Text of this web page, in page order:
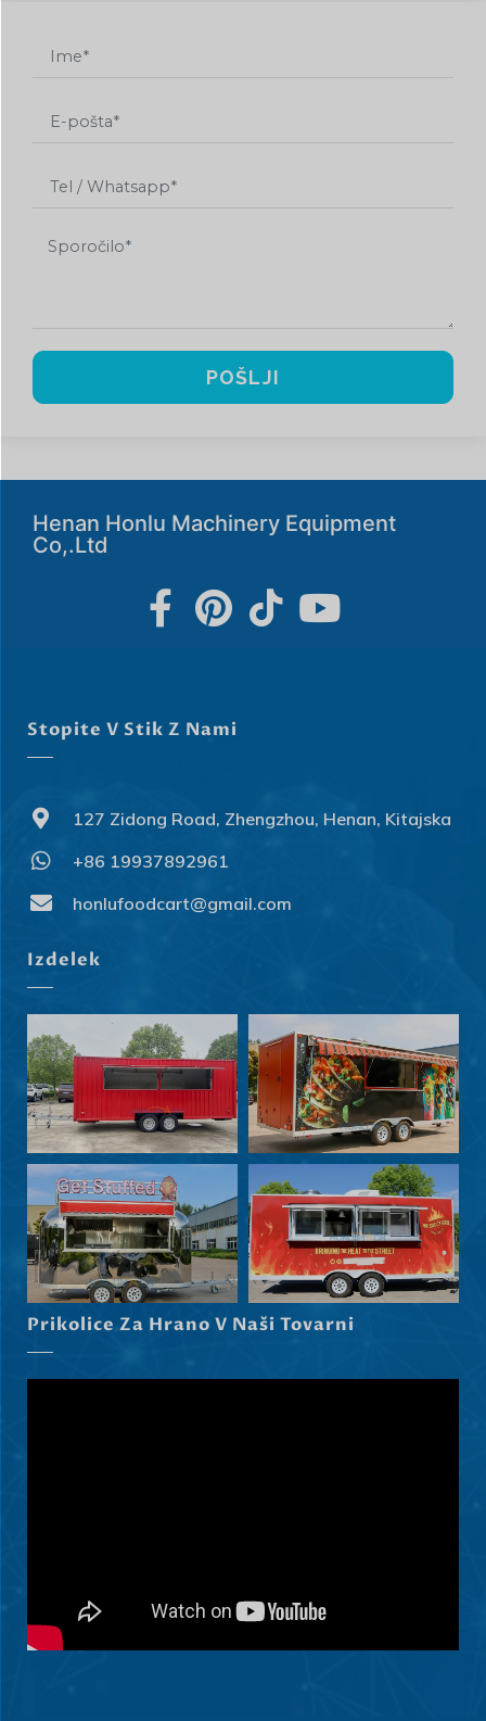
POŠLJI
Henan Honlu Machinery Equipment
Co,.Ltd
Stopite V Stik Z Nami
127 Zidong Road, Zhengzhou, Henan, Kitajska
+86 19937892961
honlufoodcart@gmail.com
Izdelek
Prikolice Za Hrano V Naši Tovarni
Latviešu valoda
Nederlands (België)
हिन्दी
Norsk bokmål
Slovenčina
Svenska